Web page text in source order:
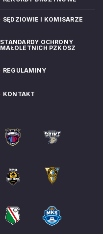
SĘDZIOWIE I KOMISARZE
STANDARDY OCHRONY
MAŁOLETNICH PZKOSZ
REGULAMINY
KONTAKT